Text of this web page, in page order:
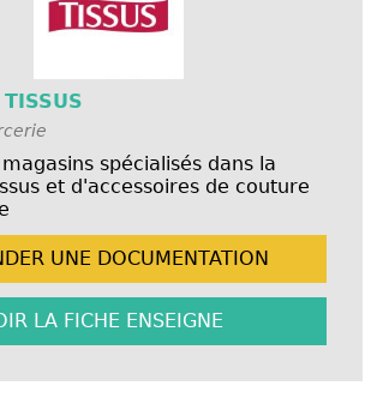
magasins spécialisés dans la
et d'accessoires de couture
UNE DOCUMENTATION
LA FICHE ENSEIGNE